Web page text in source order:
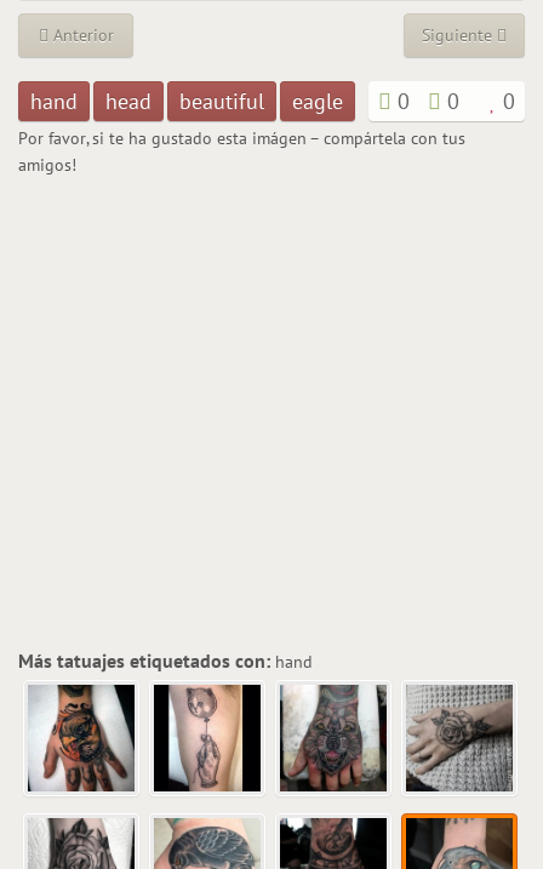
Anterior Siguiente
hand head beautiful eagle 0 0 0
Por favor, si te ha gustado esta imágen – compártela con tus
amigos!
Más tatuajes etiquetados con: hand